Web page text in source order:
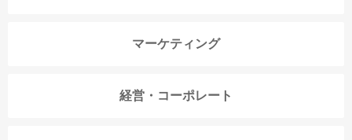
マーケティング
経営・コーポレート